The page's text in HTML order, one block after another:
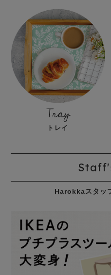
Tray
トレイ
Harokkaスタッ